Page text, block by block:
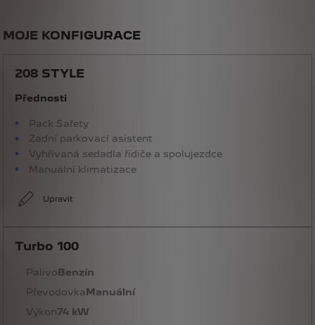
MOJE KONFIGURACE
208 STYLE
Přednosti
Pack Safety
Zadní parkovací asistent
Vyhřívaná sedadla řidiče a spolujezdce
Manuální klimatizace
Upravit
Turbo 100
PalivoBenzín
PřevodovkaManuální
Výkon74 kW